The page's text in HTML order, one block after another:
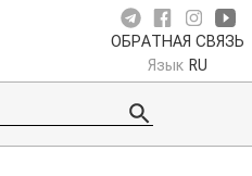
ОБРАТНАЯ СВЯЗЬ
Язык RU